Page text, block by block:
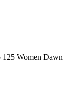
125 Women Dawn